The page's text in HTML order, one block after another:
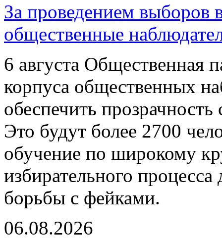
За проведением выборов
общественные
6 августа Общественная
корпуса общественных
обеспечить прозрачность
Это будут более 2700
обучение по широкому
избирательного
борьбы с фейками.
06.08.2026